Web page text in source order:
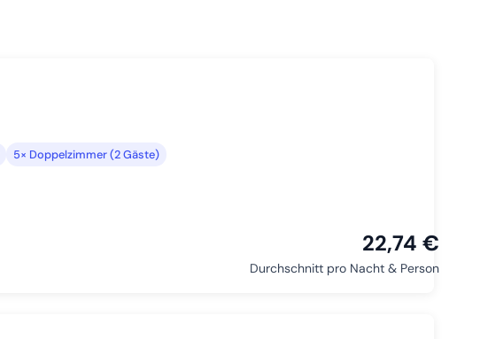
5× Doppelzimmer (2 Gäste)
22,74 €
Durchschnitt pro Nacht & Person